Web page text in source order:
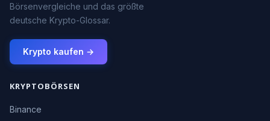
Börsenvergleiche und das größte
deutsche Krypto-Glossar.
Krypto kaufen →
KRYPTOBÖRSEN
Binance